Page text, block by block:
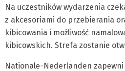
Na uczestników wydarzenia
z akcesoriami do przebierania
kibicowania i możliwość
kibicowskich. Strefa zostanie
Nationale-Nederlanden zapewni